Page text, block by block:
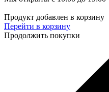
Продукт добавлен в корзину
Перейти в корзину
Продолжить покупки